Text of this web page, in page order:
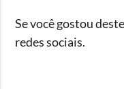
Se você gostou
redes sociais.